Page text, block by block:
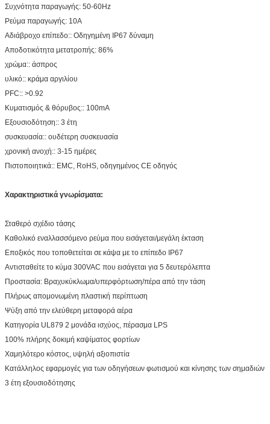
Συχνότητα παραγωγής: 50-60Hz
Ρεύμα παραγωγής: 10A
Αδιάβροχο επίπεδο:: Οδηγημένη IP67 δύναμη
Αποδοτικότητα μετατροπής: 86%
χρώμα:: άσπρος
υλικό:: κράμα αργιλίου
PFC:: >0.92
Κυματισμός & θόρυβος:: 100mA
Εξουσιοδότηση:: 3 έτη
συσκευασία:: ουδέτερη συσκευασία
χρονική ανοχή:: 3-15 ημέρες
Πιστοποιητικά:: EMC, RoHS, οδηγημένος CE οδηγός
Χαρακτηριστικά γνωρίσματα:
Σταθερό σχέδιο τάσης
Καθολικό εναλλασσόμενο ρεύμα που εισάγεται/μεγάλη έκταση
Εποξικός που τοποθετείται σε κάψα με το επίπεδο IP67
Αντισταθείτε το κύμα 300VAC που εισάγεται για 5 δευτερόλεπτα
Προστασία: Βραχυκύκλωμα/υπερφόρτωση/πέρα από την τάση
Πλήρως απομονωμένη πλαστική περίπτωση
Ψύξη από την ελεύθερη μεταφορά αέρα
Κατηγορία UL879 2 μονάδα ισχύος, πέρασμα LPS
100% πλήρης δοκιμή καψίματος φορτίων
Χαμηλότερο κόστος, υψηλή αξιοπιστία
Κατάλληλος εφαρμογές για των οδηγήσεων φωτισμού και κίνησης των σημαδιών
3 έτη εξουσιοδότησης